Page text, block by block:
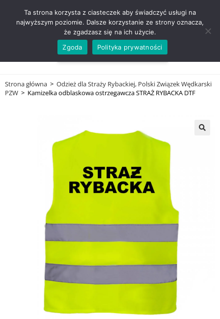
ZADZWOŃ TEL. 600 352 938
Strona główna > Odzież dla Straży Rybackiej, Polski Związek Wędkarski
PZW > Kamizelka odblaskowa ostrzegawcza STRAŻ RYBACKA DTF
Ta strona korzysta z ciasteczek aby świadczyć usługi na
najwyższym poziomie. Dalsze korzystanie ze strony oznacza,
że zgadzasz się na ich użycie.
Zgoda
Polityka prywatności